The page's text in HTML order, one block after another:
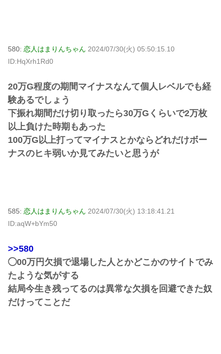
580: 恋人はまりんちゃん 2024/07/30(火) 05:50:15.10
ID:HqXrh1Rd0
20万G程度の期間マイナスなんて個人レベルでも経
験あるでしょう
下振れ期間だけ切り取ったら30万Gくらいで2万枚
以上負けた時期もあった
100万G以上打ってマイナスとかならどれだけボー
ナスのヒキ弱いか見てみたいと思うが
585: 恋人はまりんちゃん 2024/07/30(火) 13:18:41.21
ID:aqW+bYm50
>>580
◯00万円欠損で退場した人とかどこかのサイトでみ
たような気がする
結局今生き残ってるのは異常な欠損を回避できた奴
だけってことだ